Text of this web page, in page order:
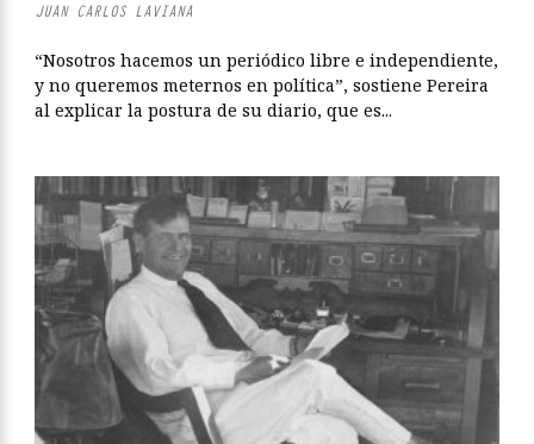
JUAN CARLOS LAVIANA
“Nosotros hacemos un periódico libre e independiente,
y no queremos meternos en política”, sostiene Pereira
al explicar la postura de su diario, que es...